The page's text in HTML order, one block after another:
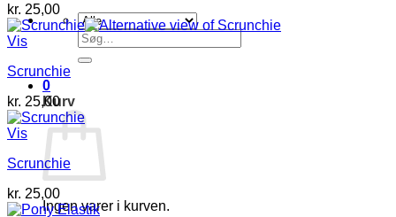
Søg
efter:
0
Kurv
Ingen varer i kurven.
kr. 25,00
Vis
Scrunchie
kr. 25,00
Vis
Scrunchie
kr. 25,00